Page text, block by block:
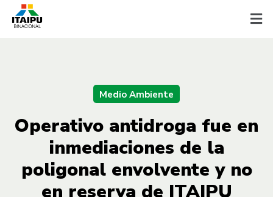
Medio Ambiente
Operativo antidroga fue en
inmediaciones de la
poligonal envolvente y no
en reserva de ITAIPU